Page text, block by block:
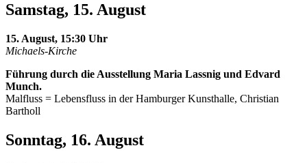
Samstag, 15. August
15. August, 15:30 Uhr
Michaels-Kirche
Führung durch die Ausstellung Maria Lassnig und Edvard
Munch.
Malfluss = Lebensfluss in der Hamburger Kunsthalle, Christian
Bartholl
Sonntag, 16. August